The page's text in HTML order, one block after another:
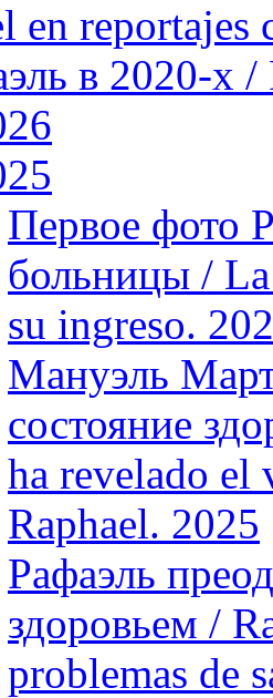
en reportajes
в 2020-х /
Первое фото
больницы /
su ingreso.
Мануэль
состояние
ha revelado el
Raphael. 2025
Рафаэль
здоровьем /
problemas de